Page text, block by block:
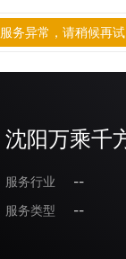
沈阳万乘千
服务行业
--
服务类型
--
服务异常，请稍候再试